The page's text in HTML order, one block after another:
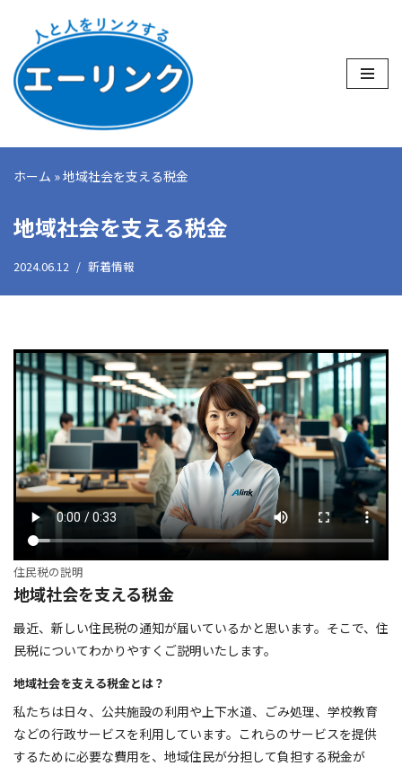
ン
テ
ス
ッ
ホーム »地域社会を支える税金
地域社会を支える税金
2024.06.12 新着情報
住民税の説明
地域社会を支える税金
最近、新しい住民税の通知が届いているかと思います。そこで、住
民税についてわかりやすくご説明いたします。
地域社会を支える税金とは？
私たちは日々、公共施設の利用や上下水道、ごみ処理、学校教育
などの行政サービスを利用しています。これらのサービスを提供
するために必要な費用を、地域住民が分担して負担する税金が